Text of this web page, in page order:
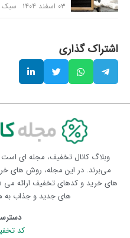
۰۳ اسفند ۱۴۰۴ سبک
اشتراک گذاری
وبلاگ کانال تخفیف، مجله ای است
می‌برند. در این مجله، روش های
های خرید و کدهای تخفیف ارائه می
های جدید و جذاب به
کد